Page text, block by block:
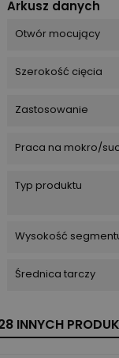
Arkusz danych
Otwór mocujący
Szerokość cięcia
Zastosowanie
Praca na mokro/
Typ produktu
Wysokość
Średnica tarczy
INNYCH